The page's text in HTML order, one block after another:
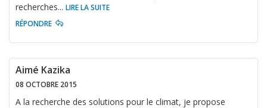
recherches... LIRE LA SUITE
RÉPONDRE
Aimé Kazika
08 OCTOBRE 2015
A la recherche des solutions pour le climat, je propose